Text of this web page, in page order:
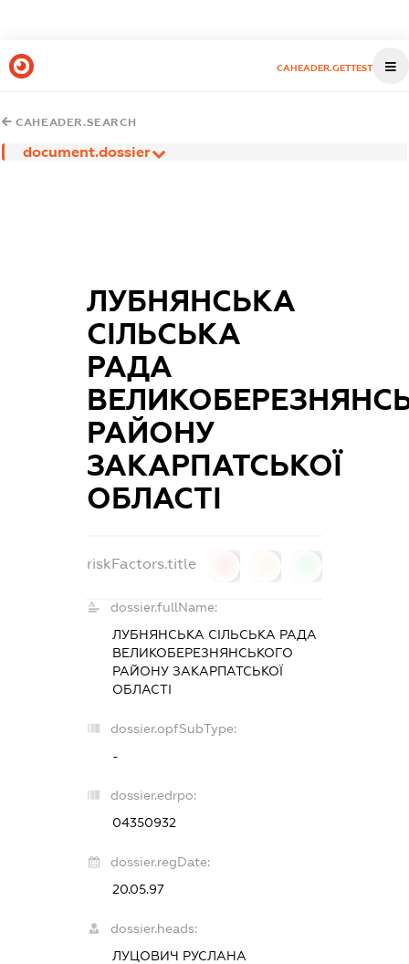
CAHEADER.GETTEST
CAHEADER.SEARCH
document.dossier
ЛУБНЯНСЬКА
СІЛЬСЬКА
РАДА
РАЙОНУ
ЗАКАРПАТСЬКОЇ
ОБЛАСТІ
riskFactors.title
dossier.fullName:
ЛУБНЯНСЬКА СІЛЬСЬКА РАДА
ВЕЛИКОБЕРЕЗНЯНСЬКОГО
РАЙОНУ ЗАКАРПАТСЬКОЇ
ОБЛАСТІ
dossier.opfSubType:
-
dossier.edrpo:
04350932
dossier.regDate:
20.05.97
dossier.heads:
ЛУЦОВИЧ РУСЛАНА